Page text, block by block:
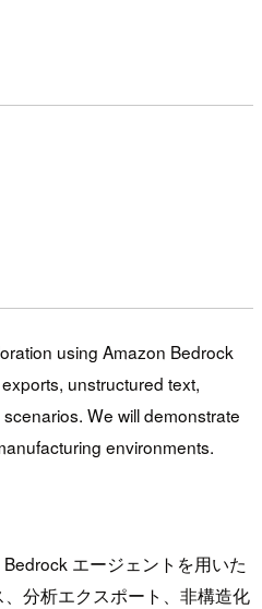
using Amazon Bedrock
unstructured text,
We will demonstrate
environments.
エージェントを用いた
分析エクスポート、非構造化